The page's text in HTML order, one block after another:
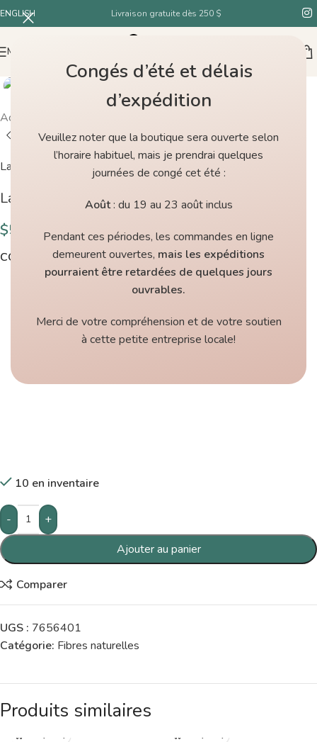
Congés d’été et délais
d’expédition
Veuillez noter que la boutique sera ouverte selon
l’horaire habituel, mais je prendrai quelques
journées de congé cet été :
Août: du 19 au 23 août inclus
Pendant ces périodes, les commandes en ligne
demeurent ouvertes, mais les expéditions
pourraient être retardées de quelques jours
ouvrables.
Merci de votre compréhension et de votre soutien
à cette petite entreprise locale!
ENGLISH Livraison gratuite dès 250 $
MENU
Accueil
La Bien Aimée
La Bien Aimée Wensley Worsted Bone
$54.00
COULEURS
10 en inventaire
-
+
Ajouter au panier
Comparer
UGS : 7656401
Catégorie: Fibres naturelles
Produits similaires